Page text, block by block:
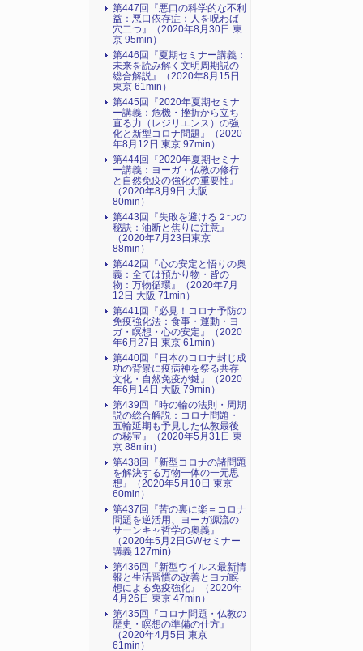
第447回『悪口の科学的な不利
益：悪口依存症：人を呪わば
穴二つ』（2020年8月30日 東
京 95min）
第446回『夏期セミナー講義：
未来を読み解く文明周期説の
総合解説』（2020年8月15日
東京 61min）
第445回『2020年夏期セミナ
ー講義：危機・挫折から立ち
直る力（レジリエンス）の強
化と新型コロナ問題』（2020
年8月12日 東京 97min）
第444回『2020年夏期セミナ
ー講義：ヨーガ・仏教の修行
と自然免疫の強化の重要性』
（2020年8月9日 大阪
80min）
第443回『失敗を避ける２つの
秘訣：油断と焦りに注意』
（2020年7月23日東京
88min）
第442回『心の安定と悟りの奥
義：全ては預かり物・皆の
物：万物循環』（2020年7月
12日 大阪 71min）
第441回『必見！コロナ予防の
免疫強化法：食事・運動・ヨ
ガ・瞑想・心の安定』（2020
年6月27日 東京 61min）
第440回『日本のコロナ封じ成
功の背景に疫病神を祭る共存
文化・自然免疫が鍵』（2020
年6月14日 大阪 79min）
第439回『時の輪の法則・周期
説の総合解説：コロナ問題・
五輪延期も予見した仏教最後
の秘宝』（2020年5月31日 東
京 88min）
第438回『新型コロナの諸問題
を解決する万物一体の一元思
想』（2020年5月10日 東京
60min）
第437回『苦の裏に楽＝コロナ
問題を逆活用、ヨーガ源流の
サーンキャ哲学の奥義』
（2020年5月2日GWセミナー
講義 127min)
第436回『新型ウイルス最新情
報と生活習慣の改善とヨガ瞑
想による免疫強化』（2020年
4月26日 東京 47min）
第435回『コロナ問題・仏教の
歴史・瞑想の準備の仕方』
（2020年4月5日 東京
61min）